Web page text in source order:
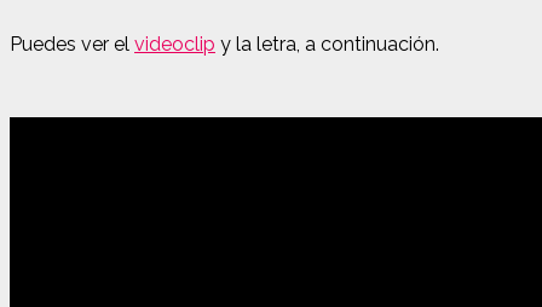
Puedes ver el videoclip y la letra, a continuación.